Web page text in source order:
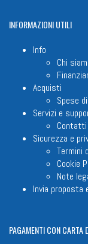
INFORMAZIONIUTILI
Info
Chi
Acquisti
Spese
Servizi e
Contatti
Sicurezza e
Termini
Cookie
Note
Invia proposta
PAGAMENTICON CARTA